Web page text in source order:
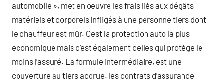
automobile », met en oeuvre les frais liés aux dégâts
matériels et corporels infligés à une personne tiers dont
le chauffeur est mûr. C’est la protection auto la plus
economique mais c’est également celles qui protège le
moins l’assuré. La formule intermédiaire, est une
couverture au tiers accrue. les contrats d’assurance